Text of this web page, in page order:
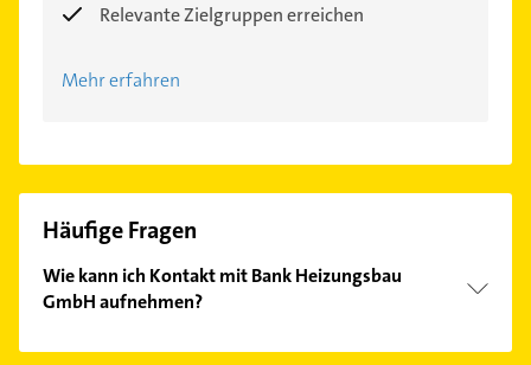
Relevante Zielgruppen erreichen
Mehr erfahren
Häufige Fragen
Wie kann ich Kontakt mit Bank Heizungsbau
GmbH aufnehmen?